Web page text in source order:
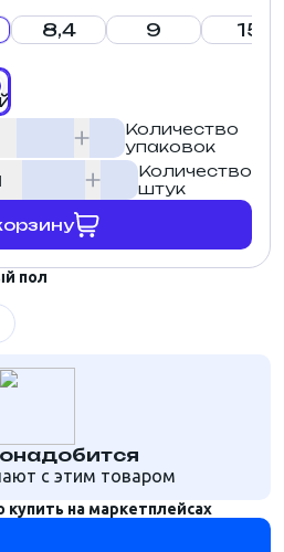
пол
с этим товаром
на маркетплейсах
8,4 9 15
Количество
упаковок
Количество
штук